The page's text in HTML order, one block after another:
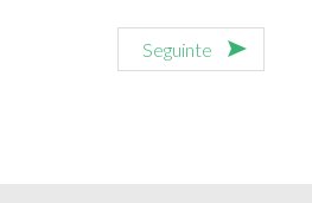
Seguinte